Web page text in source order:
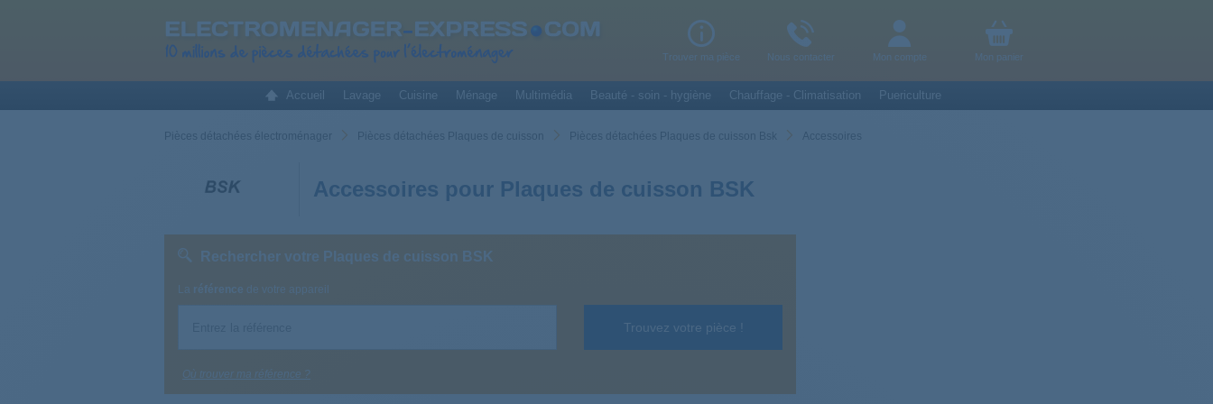
Trouver ma pièce Nous contacter Mon compte Mon panier
Accueil Lavage Cuisine Ménage Multimédia Beauté - soin - hygiène Chauffage - Climatisation Puericulture
Pièces détachées électroménager Pièces détachées Plaques de cuisson Pièces détachées Plaques de cuisson Bsk Accessoires
Accessoires pour Plaques de cuisson BSK
Rechercher votre Plaques de cuisson BSK
La référence de votre appareil
Trouvez votre pièce !
Où trouver ma référence ?